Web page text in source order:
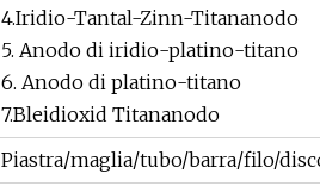
4.Iridio-Tantal-Zinn-Titananodo
5. Anodo di iridio-platino-titano
6. Anodo di platino-titano
7.Bleidioxid Titananodo
Piastra/maglia/tubo/barra/filo/